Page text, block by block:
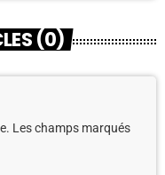
(0)
Les champs marqués